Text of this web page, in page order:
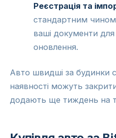
Реєстрація та
стандартним
ваші документи
оновлення.
Авто швидші за будинки
наявності можуть
додають ще тиждень на